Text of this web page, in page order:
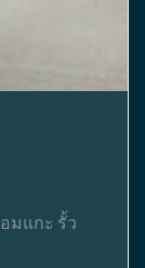
มแกะ รั้ว